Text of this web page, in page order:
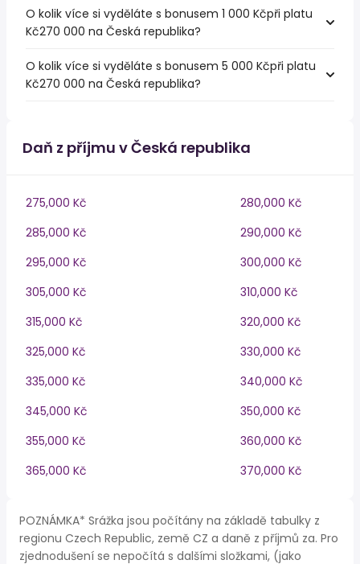
O kolik více si vyděláte s bonusem 1 000 Kčpři platu
Kč270 000 na Česká republika?
O kolik více si vyděláte s bonusem 5 000 Kčpři platu
Kč270 000 na Česká republika?
Daň z příjmu v Česká republika
275,000 Kč
280,000 Kč
285,000 Kč
290,000 Kč
295,000 Kč
300,000 Kč
305,000 Kč
310,000 Kč
315,000 Kč
320,000 Kč
325,000 Kč
330,000 Kč
335,000 Kč
340,000 Kč
345,000 Kč
350,000 Kč
355,000 Kč
360,000 Kč
365,000 Kč
370,000 Kč
POZNÁMKA* Srážka jsou počítány na základě tabulky z
regionu Czech Republic, země CZ a daně z příjmů za. Pro
zjednodušení se nepočítá s dalšími složkami, (jako